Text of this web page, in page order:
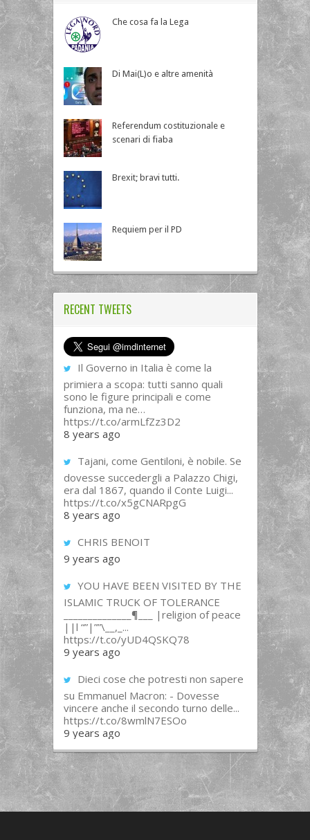
Che cosa fa la Lega
Di Mai(L)o e altre amenità
Referendum costituzionale e
scenari di fiaba
Brexit; bravi tutti.
Requiem per il PD
RECENT TWEETS
Il Governo in Italia è come la
primiera a scopa: tutti sanno quali
sono le figure principali e come
funziona, ma ne…
https://t.co/armLfZz3D2
8 years ago
Tajani, come Gentiloni, è nobile. Se
dovesse succedergli a Palazzo Chigi,
era dal 1867, quando il Conte Luigi...
https://t.co/x5gCNARpgG
8 years ago
CHRIS BENOIT
9 years ago
YOU HAVE BEEN VISITED BY THE
ISLAMIC TRUCK OF TOLERANCE
______________¶___ |religion of peace
||l “”|””\__,_...
https://t.co/yUD4QSKQ78
9 years ago
Dieci cose che potresti non sapere
su Emmanuel Macron: - Dovesse
vincere anche il secondo turno delle...
https://t.co/8wmlN7ESOo
9 years ago